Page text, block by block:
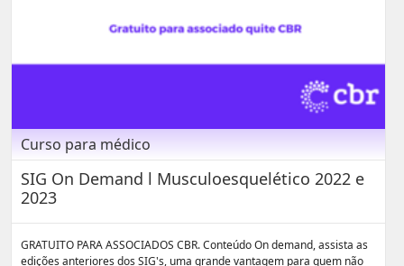
Curso para médico
SIG On Demand l Musculoesquelético 2022 e
2023
GRATUITO PARA ASSOCIADOS CBR. Conteúdo On demand, assista as
edições anteriores dos SIG's, uma grande vantagem para quem não